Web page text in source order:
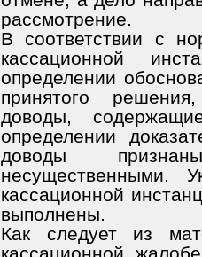
рассмотрение.
В соответствии с
кассационной
определении
принятого
доводы,
определении
доводы
несущественными.
кассационной
выполнены.
Как следует из